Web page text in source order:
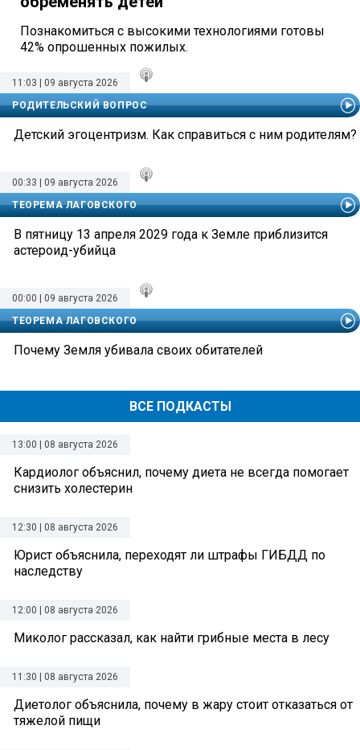
Познакомиться с высокими технологиями готовы
42% опрошенных пожилых.
ВСЕ ПОДКАСТЫ
11:03 | 09 августа 2026
РОДИТЕЛЬСКИЙ ВОПРОС
Детский эгоцентризм. Как справиться с ним родителям?
00:33 | 09 августа 2026
ТЕОРЕМА ЛАГОВСКОГО
В пятницу 13 апреля 2029 года к Земле приблизится
астероид-убийца
00:00 | 09 августа 2026
ТЕОРЕМА ЛАГОВСКОГО
Почему Земля убивала своих обитателей
13:00 | 08 августа 2026
Кардиолог объяснил, почему диета не всегда помогает
снизить холестерин
12:30 | 08 августа 2026
Юрист объяснила, переходят ли штрафы ГИБДД по
наследству
12:00 | 08 августа 2026
Миколог рассказал, как найти грибные места в лесу
11:30 | 08 августа 2026
Диетолог объяснила, почему в жару стоит отказаться от
тяжелой пищи